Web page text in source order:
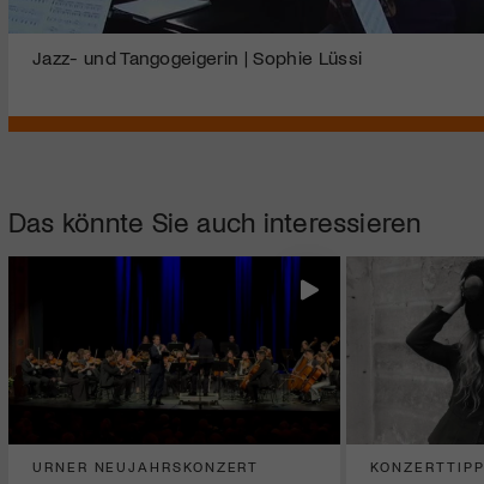
Jazz- und Tangogeigerin | Sophie Lüssi
Das könnte Sie auch interessieren
URNER NEUJAHRSKONZERT KONZERTTIPP